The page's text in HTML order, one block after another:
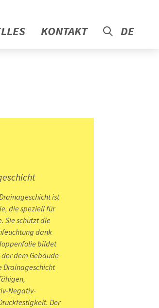
KONTAKT DE
ist
die speziell für
Sie schützt die
dank
bildet
dem Gebäude
Drainageschicht
Negativ-
Der